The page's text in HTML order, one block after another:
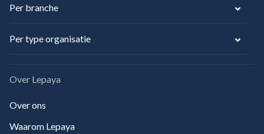
Per branche
Per type organisatie
Over Lepaya
Over ons
Waarom Lepaya